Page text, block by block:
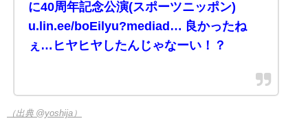
に40周年記念公演(スポーツニッポン)
u.lin.ee/boEilyu?mediad… 良かったね
ぇ…ヒヤヒヤしたんじゃなーい！？
（出典 @yoshija）